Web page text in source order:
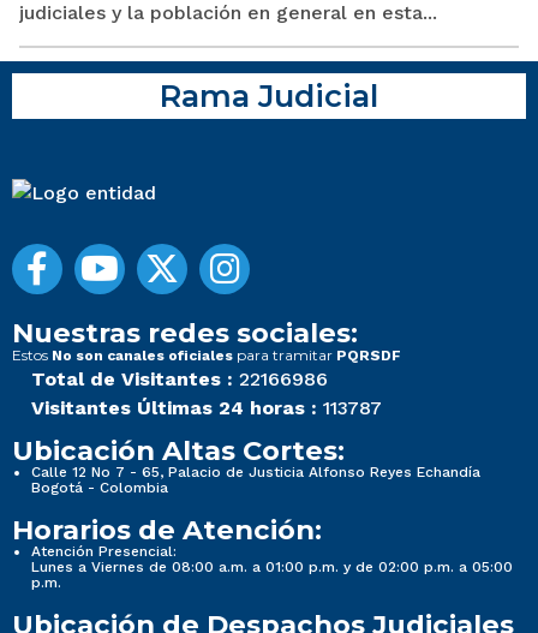
judiciales y la población en general en esta...
Rama Judicial
Nuestras redes sociales:
Estos No son canales oficiales para tramitar PQRSDF
Total de Visitantes : 22166986
Visitantes Últimas 24 horas : 113787
Ubicación Altas Cortes:
Calle 12 No 7 - 65, Palacio de Justicia Alfonso Reyes Echandía
Bogotá - Colombia
Horarios de Atención:
Atención Presencial:
Lunes a Viernes de 08:00 a.m. a 01:00 p.m. y de 02:00 p.m. a 05:00
p.m.
Ubicación de Despachos Judiciales